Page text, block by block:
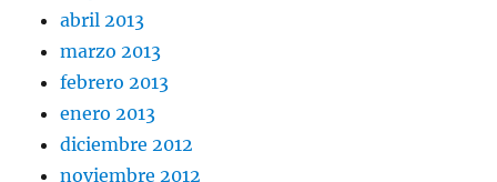
abril 2013
marzo 2013
febrero 2013
enero 2013
diciembre 2012
noviembre 2012